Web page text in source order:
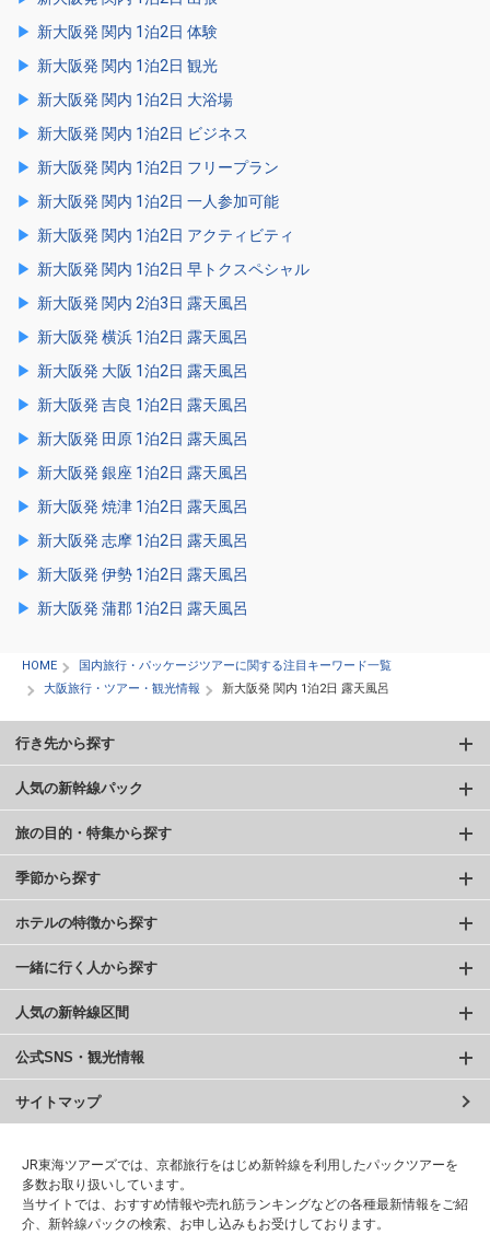
新大阪発 関内 1泊2日 体験
新大阪発 関内 1泊2日 観光
新大阪発 関内 1泊2日 大浴場
新大阪発 関内 1泊2日 ビジネス
新大阪発 関内 1泊2日 フリープラン
新大阪発 関内 1泊2日 一人参加可能
新大阪発 関内 1泊2日 アクティビティ
新大阪発 関内 1泊2日 早トクスペシャル
新大阪発 関内 2泊3日 露天風呂
新大阪発 横浜 1泊2日 露天風呂
新大阪発 大阪 1泊2日 露天風呂
新大阪発 吉良 1泊2日 露天風呂
新大阪発 田原 1泊2日 露天風呂
新大阪発 銀座 1泊2日 露天風呂
新大阪発 焼津 1泊2日 露天風呂
新大阪発 志摩 1泊2日 露天風呂
新大阪発 伊勢 1泊2日 露天風呂
新大阪発 蒲郡 1泊2日 露天風呂
HOME
国内旅行・パッケージツアーに関する注目キーワード一覧
大阪旅行・ツアー・観光情報
新大阪発 関内 1泊2日 露天風呂
行き先から探す
人気の新幹線パック
旅の目的・特集から探す
季節から探す
ホテルの特徴から探す
一緒に行く人から探す
人気の新幹線区間
公式SNS・観光情報
サイトマップ
JR東海ツアーズでは、京都旅行をはじめ新幹線を利用したパックツアーを
多数お取り扱いしています。
当サイトでは、おすすめ情報や売れ筋ランキングなどの各種最新情報をご紹
介、新幹線パックの検索、お申し込みもお受けしております。